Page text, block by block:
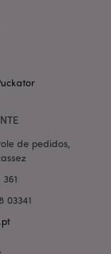
de pedidos,
03341